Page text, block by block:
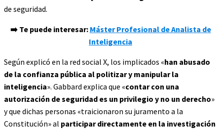
de seguridad.
➡️ Te puede interesar: Máster Profesional de Analista de
Inteligencia
Según explicó en la red social X, los implicados «han abusado
de la confianza pública al politizar y manipular la
inteligencia». Gabbard explica que «contar con una
autorización de seguridad es un privilegio y no un derecho»
y que dichas personas «traicionaron su juramento a la
Constitución» al participar directamente en la investigación